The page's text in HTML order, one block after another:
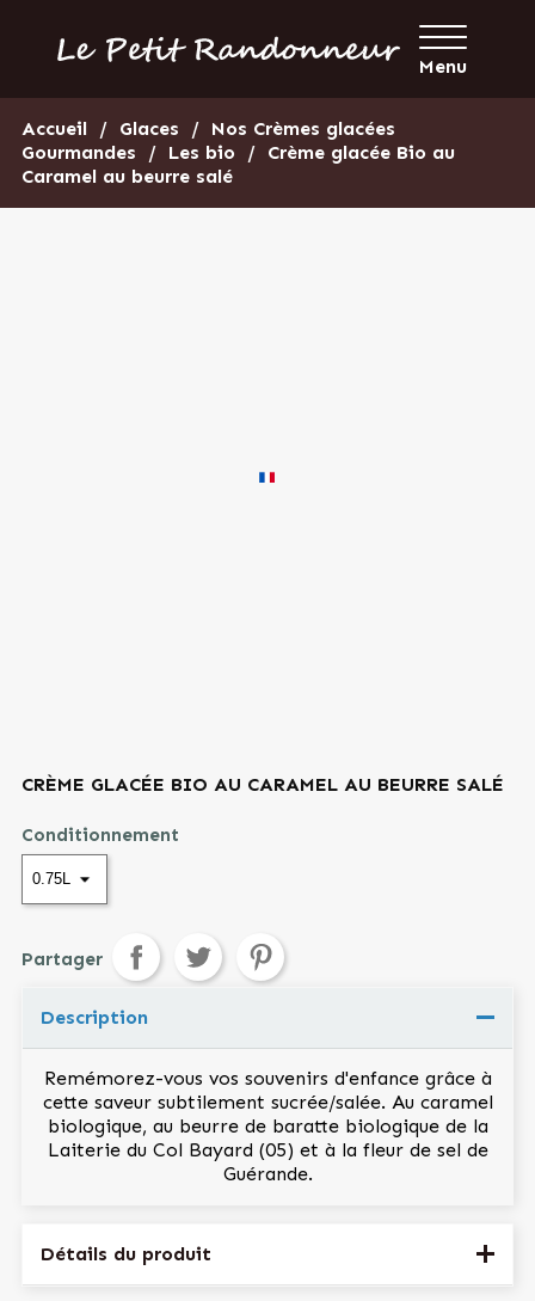
Menu
Accueil Glaces
Nos Crèmes glacées
Gourmandes
Les bio
Crème glacée Bio au
Caramel au beurre salé
Description
Remémorez-vous vos souvenirs d'enfance grâce à
cette saveur subtilement sucrée/salée. Au caramel
biologique, au beurre de baratte biologique de la
Laiterie du Col Bayard (05) et à la fleur de sel de
Guérande.
Détails du produit
CRÈME GLACÉE BIO AU CARAMEL AU BEURRE SALÉ
Conditionnement
Partager
PartagerTweet Pinterest